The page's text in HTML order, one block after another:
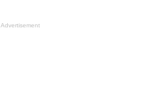
Advertisement